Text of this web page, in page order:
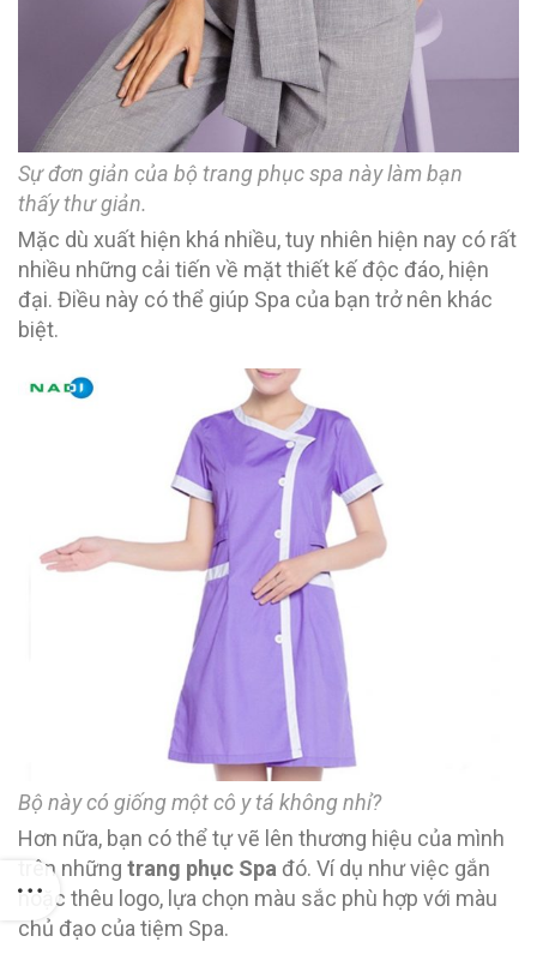
Sự đơn giản của bộ trang phục spa này làm bạn
thấy thư giản.
Mặc dù xuất hiện khá nhiều, tuy nhiên hiện nay có rất
nhiều những cải tiến về mặt thiết kế độc đáo, hiện
đại. Điều này có thể giúp Spa của bạn trở nên khác
biệt.
Bộ này có giống một cô y tá không nhỉ?
Hơn nữa, bạn có thể tự vẽ lên thương hiệu của mình
trên những trang phục Spa đó. Ví dụ như việc gắn
hoặc thêu logo, lựa chọn màu sắc phù hợp với màu
chủ đạo của tiệm Spa.